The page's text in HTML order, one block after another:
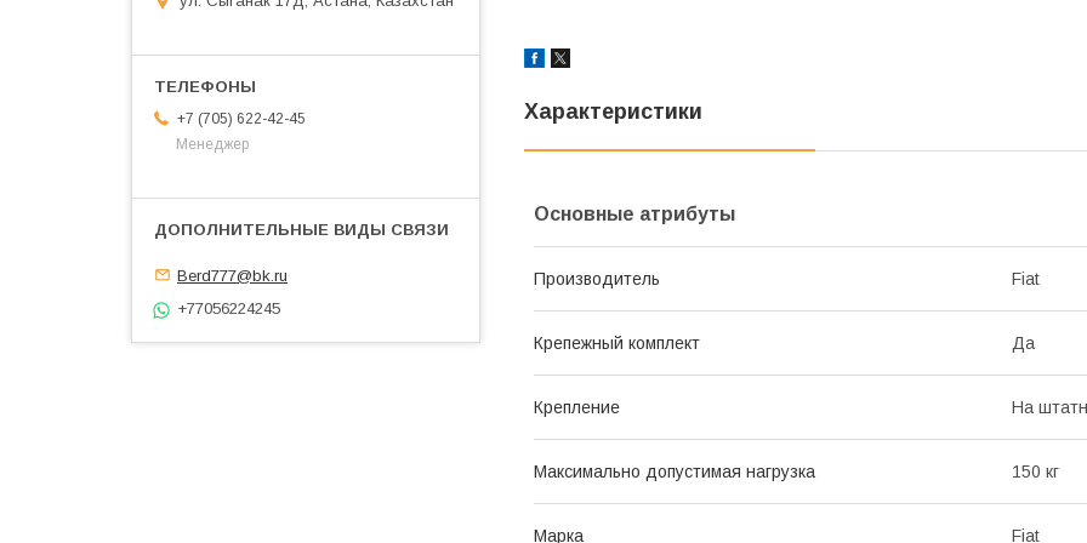
Характеристики
Основные атрибуты
Производитель Fiat
Крепежный комплект Да
Крепление На
Максимально допустимая нагрузка 150 кг
Марка Fiat
+7 (705) 622-42-45
Менеджер
Berd777@bk.ru
+77056224245